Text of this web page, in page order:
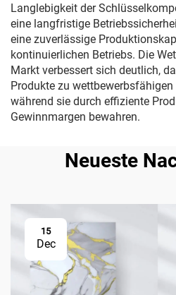
Langlebigkeit der
eine langfristige
eine zuverlässige
kontinuierlichen Betriebs. Die
Markt verbessert sich deutlich,
Produkte zu
während sie durch effiziente
Gewinnmargen bewahren.
Neueste
15
Dec